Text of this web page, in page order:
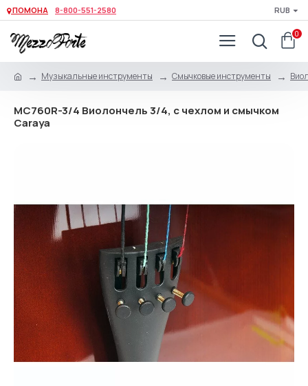
ПОМОНА 8-800-551-2580 RUB
0
Музыкальные инструменты Смычковые инструменты
MC760R-3/4 Виолончель 3/4, с чехлом и смычком
Caraya